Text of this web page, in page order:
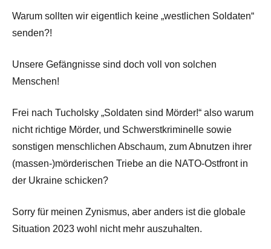
Warum sollten wir eigentlich keine „westlichen Soldaten“
senden?!
Unsere Gefängnisse sind doch voll von solchen
Menschen!
Frei nach Tucholsky „Soldaten sind Mörder!“ also warum
nicht richtige Mörder, und Schwerstkriminelle sowie
sonstigen menschlichen Abschaum, zum Abnutzen ihrer
(massen-)mörderischen Triebe an die NATO-Ostfront in
der Ukraine schicken?
Sorry für meinen Zynismus, aber anders ist die globale
Situation 2023 wohl nicht mehr auszuhalten.